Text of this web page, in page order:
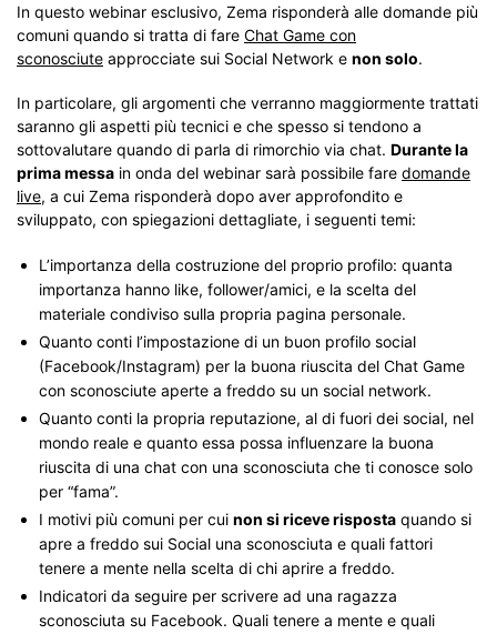
In questo webinar esclusivo, Zema risponderà alle domande più
comuni quando si tratta di fare Chat Game con
sconosciute approcciate sui Social Network e non solo.
In particolare, gli argomenti che verranno maggiormente trattati
saranno gli aspetti più tecnici e che spesso si tendono a
sottovalutare quando di parla di rimorchio via chat. Durante la
prima messa in onda del webinar sarà possibile fare domande
live, a cui Zema risponderà dopo aver approfondito e
sviluppato, con spiegazioni dettagliate, i seguenti temi:
L’importanza della costruzione del proprio profilo: quanta
importanza hanno like, follower/amici, e la scelta del
materiale condiviso sulla propria pagina personale.
Quanto conti l’impostazione di un buon profilo social
(Facebook/Instagram) per la buona riuscita del Chat Game
con sconosciute aperte a freddo su un social network.
Quanto conti la propria reputazione, al di fuori dei social, nel
mondo reale e quanto essa possa influenzare la buona
riuscita di una chat con una sconosciuta che ti conosce solo
per “fama”.
I motivi più comuni per cui non si riceve risposta quando si
apre a freddo sui Social una sconosciuta e quali fattori
tenere a mente nella scelta di chi aprire a freddo.
Indicatori da seguire per scrivere ad una ragazza
sconosciuta su Facebook. Quali tenere a mente e quali